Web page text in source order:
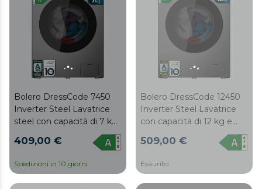
Función Silence, Stop&Go
e Kid Lock.
Función Silence, Stop&Go
e Kid Lock.
Bolero DressCode 7450
Inverter Steel Lavatrice
steel con capacità di 7 kg
programmi, classe A-10 %,
elegante pannello in
acciaio inox, SteamMax,
409,00 €
Spedizioni in 10 giorni
Bolero DressCode 12450
Inverter Steel Lavatrice
con capacità di 12 kg e
programmi, classe A-20 %,
elegante pannello in
acciaio inox, SteamMax,
509,00 €
Esaurito